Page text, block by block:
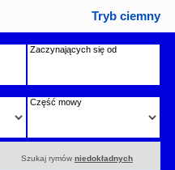
Tryb ciemny
Zaczynających się od
Część mowy
Szukaj rymów niedokładnych